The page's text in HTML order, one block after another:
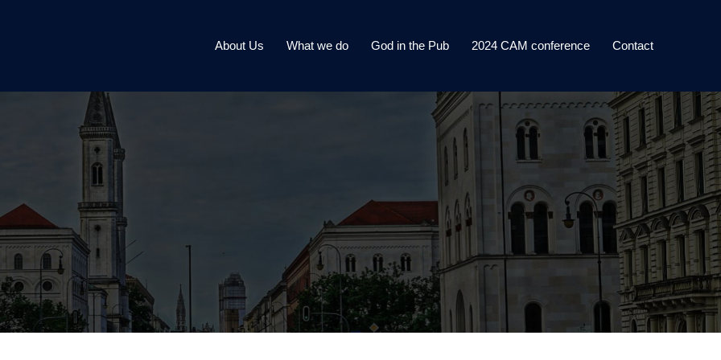
About Us What we do God in the Pub 2024 CAM conference Contact